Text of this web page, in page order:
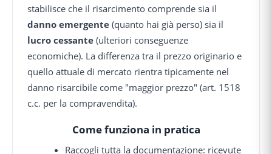
stabilisce che il risarcimento comprende sia il
danno emergente (quanto hai già perso) sia il
lucro cessante (ulteriori conseguenze
economiche). La differenza tra il prezzo originario e
quello attuale di mercato rientra tipicamente nel
danno risarcibile come "maggior prezzo" (art. 1518
c.c. per la compravendita).
Come funziona in pratica
Raccogli tutta la documentazione: ricevute